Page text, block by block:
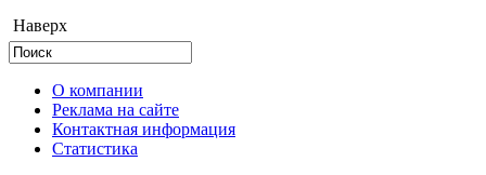
Наверх
О компании
Реклама на сайте
Контактная информация
Статистика